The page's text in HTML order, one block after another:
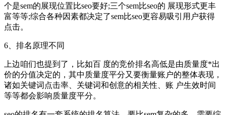
个是sem的展现位置比seo要好;三个sem比seo的 展现形式更丰
富等等;综合各种因素都决定了sem比seo更容易吸引用户获得
点击。
6、排名原理不同
上边咱们也提到了，比如百 度的竞价排名高低是由质量度*出
价的分值决定的，其中质量度平分又要衡量账户的整体表现，
诸如关键词点击率、关键词和创意的相关性、账 户生效时间
等等都会影响质量度平分。